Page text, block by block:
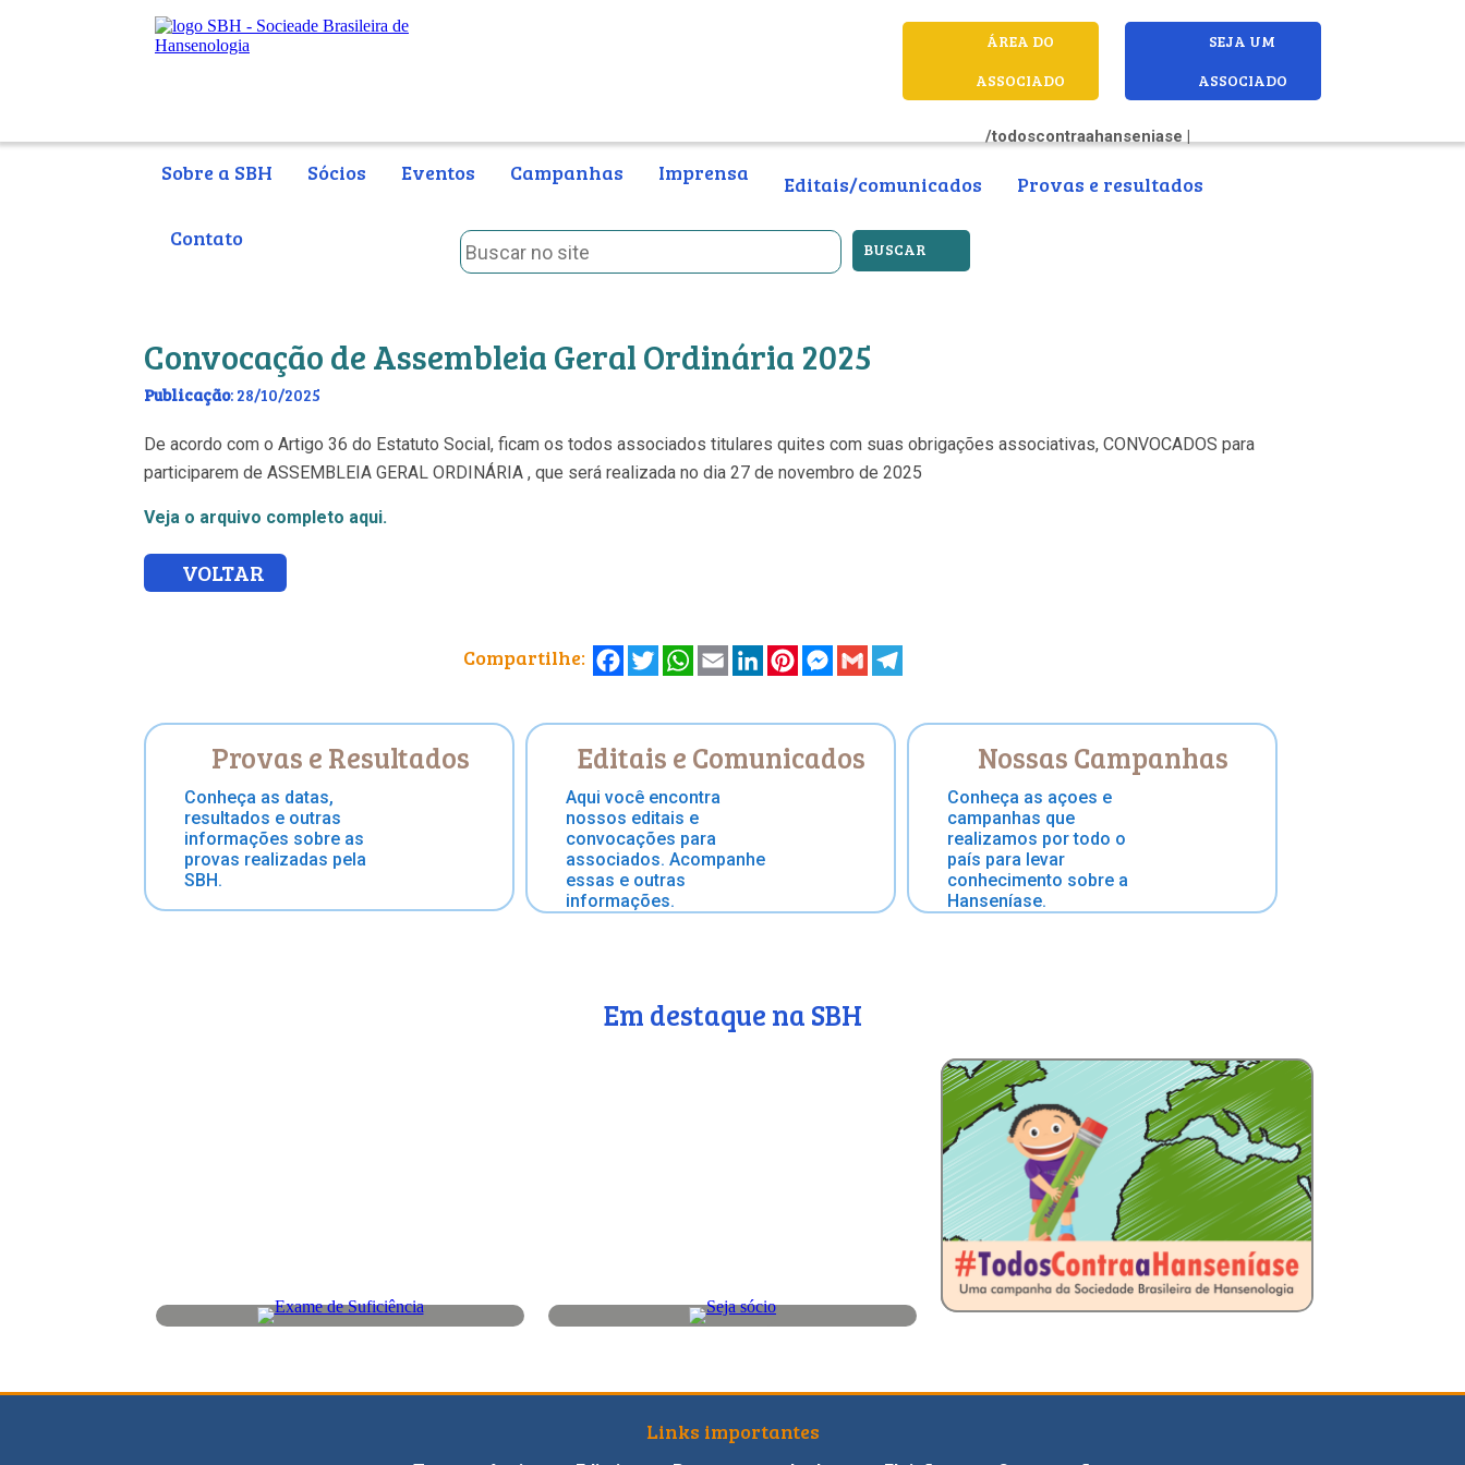
ÁREA DO
ASSOCIADO
SEJA UM
ASSOCIADO
/todoscontraahanseniase |
Sobre a SBH Sócios Eventos Campanhas Imprensa Editais/comunicados Provas e resultados
Contato BUSCAR
Convocação de Assembleia Geral Ordinária 2025
Publicação: 28/10/2025
De acordo com o Artigo 36 do Estatuto Social, ficam os todos associados titulares quites com suas obrigações associativas, CONVOCADOS para
participarem de ASSEMBLEIA GERAL ORDINÁRIA , que será realizada no dia 27 de novembro de 2025
Veja o arquivo completo aqui.
VOLTAR
Compartilhe: FacebookTwitterWhatsApp
Email LinkedInPinterestMessenger
Gmail
Provas e Resultados
Conheça as datas,
resultados e outras
informações sobre as
provas realizadas pela
SBH.
Editais e Comunicados
Aqui você encontra
nossos editais e
convocações para
associados. Acompanhe
essas e outras
informações.
Nossas Campanhas
Conheça as açoes e
campanhas que
realizamos por todo o
país para levar
conhecimento sobre a
Hanseníase.
Em destaque na SBH
Links importantes